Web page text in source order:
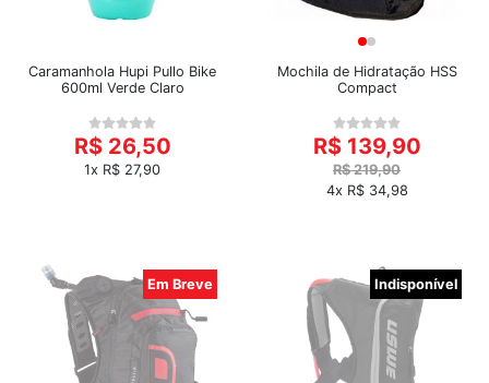
Caramanhola Hupi Pullo Bike
600ml Verde Claro
R$ 26,50
1x R$ 27,90
Mochila de Hidratação HSS
Compact
R$ 139,90
R$ 219,90
4x R$ 34,98
Em Breve Indisponível